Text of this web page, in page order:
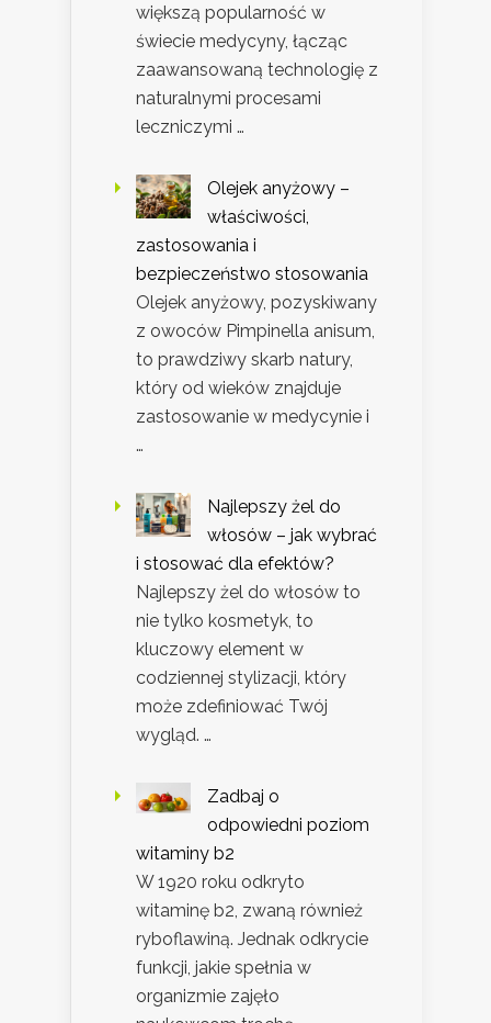
większą popularność w
świecie medycyny, łącząc
zaawansowaną technologię z
naturalnymi procesami
leczniczymi …
Olejek anyżowy –
właściwości,
zastosowania i
bezpieczeństwo stosowania
Olejek anyżowy, pozyskiwany
z owoców Pimpinella anisum,
to prawdziwy skarb natury,
który od wieków znajduje
zastosowanie w medycynie i
…
Najlepszy żel do
włosów – jak wybrać
i stosować dla efektów?
Najlepszy żel do włosów to
nie tylko kosmetyk, to
kluczowy element w
codziennej stylizacji, który
może zdefiniować Twój
wygląd. …
Zadbaj o
odpowiedni poziom
witaminy b2
W 1920 roku odkryto
witaminę b2, zwaną również
ryboflawiną. Jednak odkrycie
funkcji, jakie spełnia w
organizmie zajęło